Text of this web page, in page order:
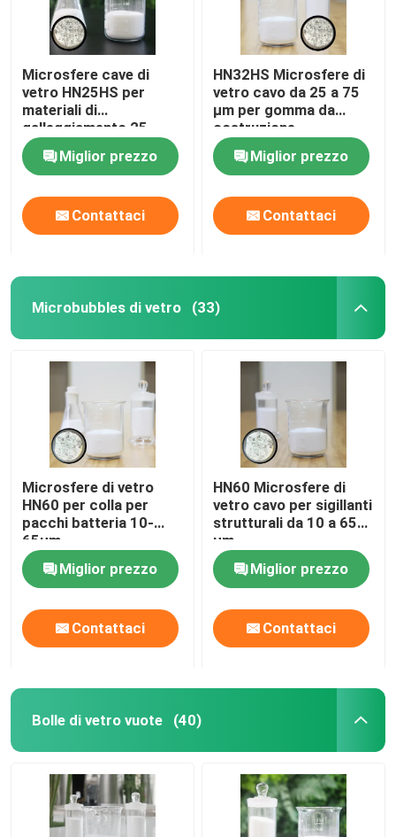
Microsfere cave di
vetro HN25HS per
materiali di
galleggiamento 25-
85µm
Miglior prezzo
Contattaci
HN32HS Microsfere di
vetro cavo da 25 a 75
μm per gomma da
costruzione
Miglior prezzo
Contattaci
Microbubbles di vetro (33)
Microsfere di vetro
HN60 per colla per
pacchi batteria 10-
65µm
Miglior prezzo
Contattaci
HN60 Microsfere di
vetro cavo per sigillanti
strutturali da 10 a 65
μm
Miglior prezzo
Contattaci
Bolle di vetro vuote (40)